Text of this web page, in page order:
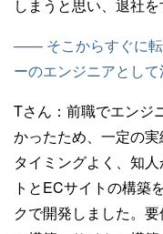
しまうと思い、退社
—— そこからすぐに転
ーのエンジニアとして
Tさん： 前職でエンジ
かったため、一定の実
タイミングよく、知
トとECサイトの構築
クで開発しました。